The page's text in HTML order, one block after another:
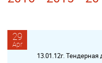
29
Apr
13.01.12г.